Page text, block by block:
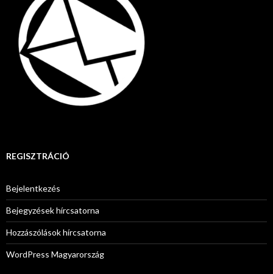
REGISZTRÁCIÓ
Bejelentkezés
Bejegyzések hírcsatorna
Hozzászólások hírcsatorna
WordPress Magyarország